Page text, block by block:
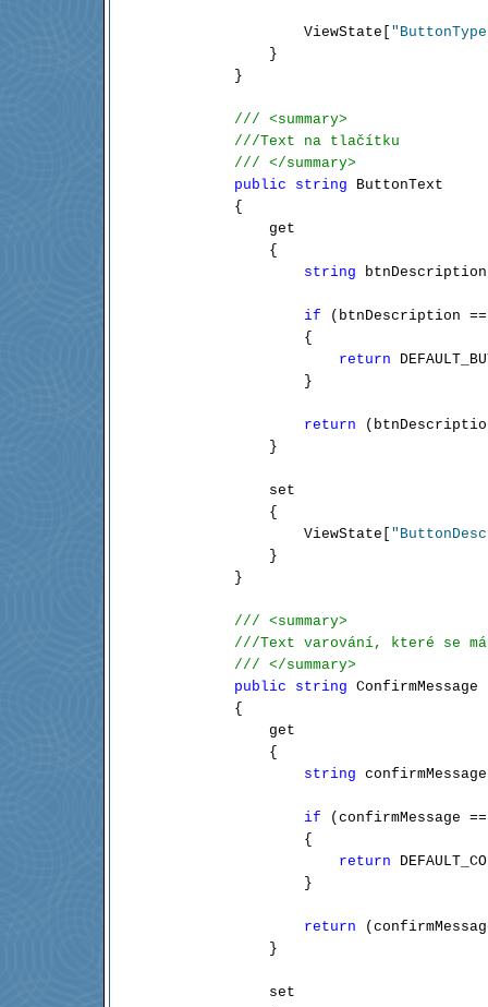
                ViewState[
            }
        }
/// <summary>
///Text na tlačítku
/// </summary>
public
string ButtonText
        {
            get
            {
string
if (btnDescription
                {
return
                }
return
            }
            set
            {
                ViewState[
            }
        }
/// <summary>
///Text varování, které se
/// </summary>
public
string ConfirmMessage
        {
            get
            {
string
if (confirmMessage
                {
return
                }
return
            }
            set